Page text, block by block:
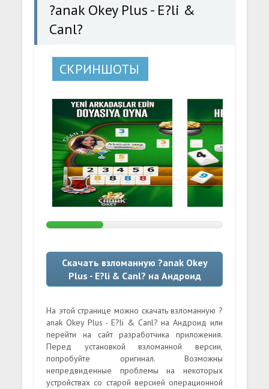
?anak Okey Plus - E?li &
Canl?
СКРИНШОТЫ
Скачать взломанную ?anak Okey
Plus - E?li & Canl? на Андроид
На этой странице можно скачать взломанную ?
anak Okey Plus - E?li & Canl? на Андроид или
перейти на сайт разработчика приложения.
Перед установкой взломанной версии,
попробуйте оригинал. Возможны
непредвиденные проблемы на некоторых
устройствах со старой версией операционной